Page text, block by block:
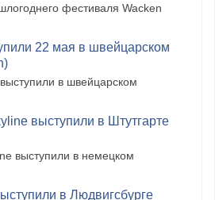
фестиваля Wacken
22 мая в швейцарском
в швейцарском
выступили в Штутгарте
выступили в немецком
в Людвигсбурге